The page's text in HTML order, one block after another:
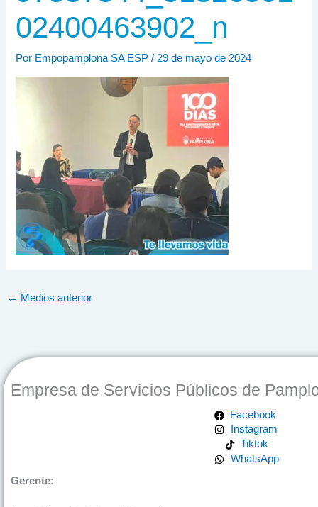
02400463902_n
Por Empopamplona SA ESP/29 de mayo de 2024
← Medios anterior
Empresa de Servicios Públicos de
Facebook
Instagram
Tiktok
WhatsApp
Gerente: